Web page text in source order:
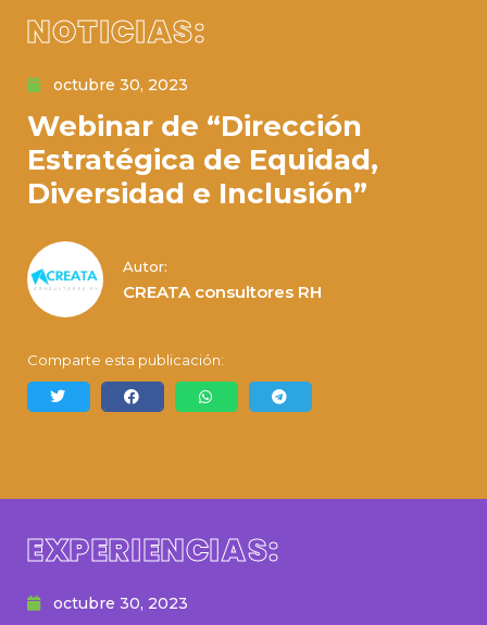
NOTICIAS:
octubre 30, 2023
Webinar de “Dirección
Estratégica de Equidad,
Diversidad e Inclusión”
Autor:
CREATA consultores RH
Comparte esta publicación:
EXPERIENCIAS:
octubre 30, 2023